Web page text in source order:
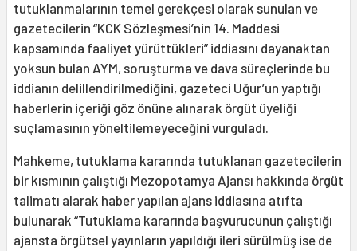
tutuklanmalarının temel gerekçesi olarak sunulan ve
gazetecilerin “KCK Sözleşmesi’nin 14. Maddesi
kapsamında faaliyet yürüttükleri” iddiasını dayanaktan
yoksun bulan AYM, soruşturma ve dava süreçlerinde bu
iddianın delillendirilmediğini, gazeteci Uğur’un yaptığı
haberlerin içeriği göz önüne alınarak örgüt üyeliği
suçlamasının yöneltilemeyeceğini vurguladı.
Mahkeme, tutuklama kararında tutuklanan gazetecilerin
bir kısmının çalıştığı Mezopotamya Ajansı hakkında örgüt
talimatı alarak haber yapılan ajans iddiasına atıfta
bulunarak “Tutuklama kararında başvurucunun çalıştığı
ajansta örgütsel yayınların yapıldığı ileri sürülmüş ise de